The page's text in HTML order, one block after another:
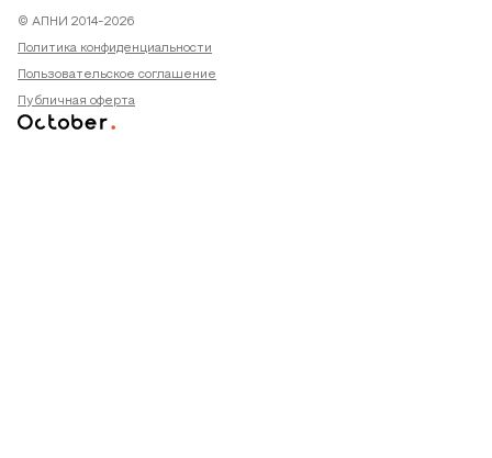
© АПНИ 2014-2026
Политика конфиденциальности
Пользовательское соглашение
Публичная оферта